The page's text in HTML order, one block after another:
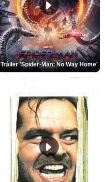
Tráiler 'Spider-Man: No Way Home'